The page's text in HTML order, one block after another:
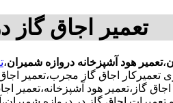
تعمیر اجاق گاز
،تعمیر هود آشپزخانه دروازه شمیران،
تعمیرکار اجاق گاز مجرب،تعمیر
گاز،تعمیر هود آشپزخانه،تعمیر